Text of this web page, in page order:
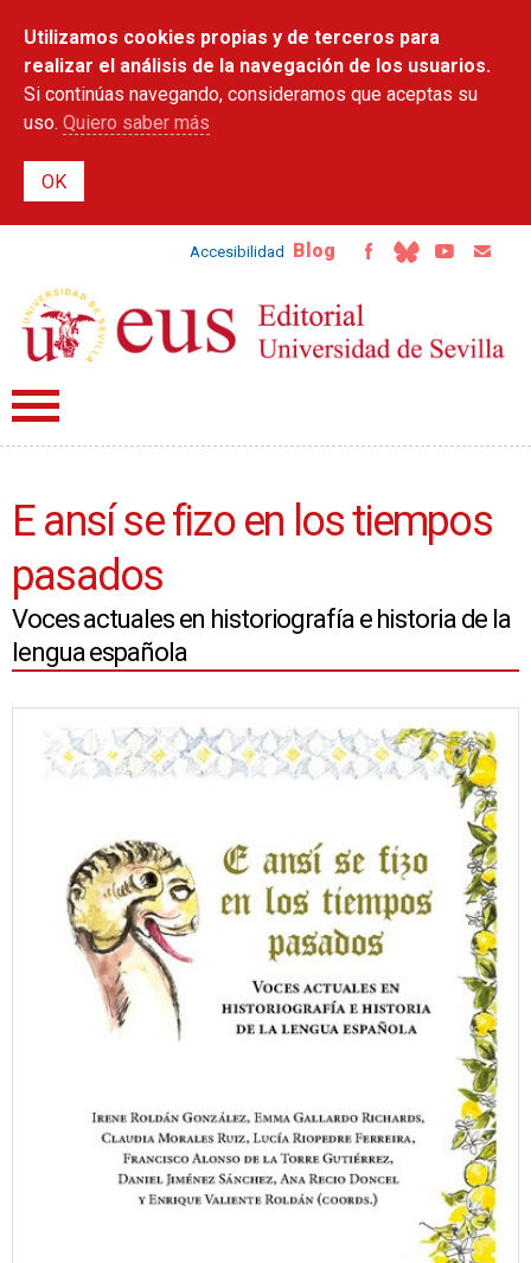
contenido
principal
Utilizamos cookies propias y de terceros para
realizar el análisis de la navegación de los usuarios.
Si continúas navegando, consideramos que aceptas su
uso. Quiero saber más
Accesibilidad Blog
E ansí se fizo en los tiempos
pasados
Voces actuales en historiografía e historia de la
lengua española